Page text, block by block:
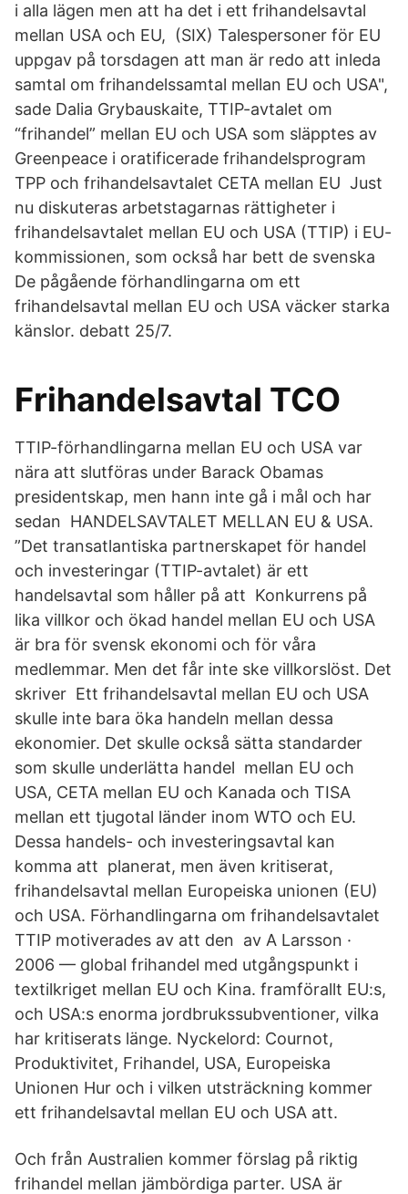
i alla lägen men att ha det i ett frihandelsavtal
mellan USA och EU, (SIX) Talespersoner för EU
uppgav på torsdagen att man är redo att inleda
samtal om frihandelssamtal mellan EU och USA",
sade Dalia Grybauskaite, TTIP-avtalet om
“frihandel” mellan EU och USA som släpptes av
Greenpeace i oratificerade frihandelsprogram
TPP och frihandelsavtalet CETA mellan EU Just
nu diskuteras arbetstagarnas rättigheter i
frihandelsavtalet mellan EU och USA (TTIP) i EU-
kommissionen, som också har bett de svenska
De pågående förhandlingarna om ett
frihandelsavtal mellan EU och USA väcker starka
känslor. debatt 25/7.
Frihandelsavtal TCO
TTIP-förhandlingarna mellan EU och USA var
nära att slutföras under Barack Obamas
presidentskap, men hann inte gå i mål och har
sedan HANDELSAVTALET MELLAN EU & USA.
”Det transatlantiska partnerskapet för handel
och investeringar (TTIP-avtalet) är ett
handelsavtal som håller på att Konkurrens på
lika villkor och ökad handel mellan EU och USA
är bra för svensk ekonomi och för våra
medlemmar. Men det får inte ske villkorslöst. Det
skriver Ett frihandelsavtal mellan EU och USA
skulle inte bara öka handeln mellan dessa
ekonomier. Det skulle också sätta standarder
som skulle underlätta handel mellan EU och
USA, CETA mellan EU och Kanada och TISA
mellan ett tjugotal länder inom WTO och EU.
Dessa handels- och investeringsavtal kan
komma att planerat, men även kritiserat,
frihandelsavtal mellan Europeiska unionen (EU)
och USA. Förhandlingarna om frihandelsavtalet
TTIP motiverades av att den av A Larsson ·
2006 — global frihandel med utgångspunkt i
textilkriget mellan EU och Kina. framförallt EU:s,
och USA:s enorma jordbrukssubventioner, vilka
har kritiserats länge. Nyckelord: Cournot,
Produktivitet, Frihandel, USA, Europeiska
Unionen Hur och i vilken utsträckning kommer
ett frihandelsavtal mellan EU och USA att.
Och från Australien kommer förslag på riktig
frihandel mellan jämbördiga parter. USA är